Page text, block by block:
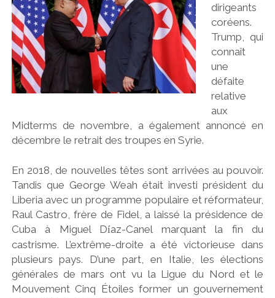
dirigeants
coréens.
Trump, qui
connaît
une
défaite
relative
aux
Midterms de novembre, a également annoncé en
décembre le retrait des troupes en Syrie.
En 2018, de nouvelles têtes sont arrivées au pouvoir.
Tandis que George Weah était investi président du
Liberia avec un programme populaire et réformateur,
Raul Castro, frère de Fidel, a laissé la présidence de
Cuba à Miguel Díaz-Canel marquant la fin du
castrisme. L’extrême-droite a été victorieuse dans
plusieurs pays. D’une part, en Italie, les élections
générales de mars ont vu la Ligue du Nord et le
Mouvement Cinq Étoiles former un gouvernement